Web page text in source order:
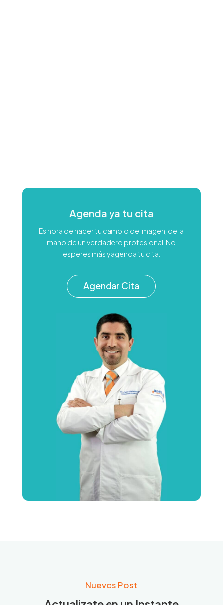
Agenda ya tu cita
Es hora de hacer tu cambio de imagen, de la
mano de un verdadero profesional. No
esperes más y agenda tu cita.
Agendar Cita
Nuevos Post